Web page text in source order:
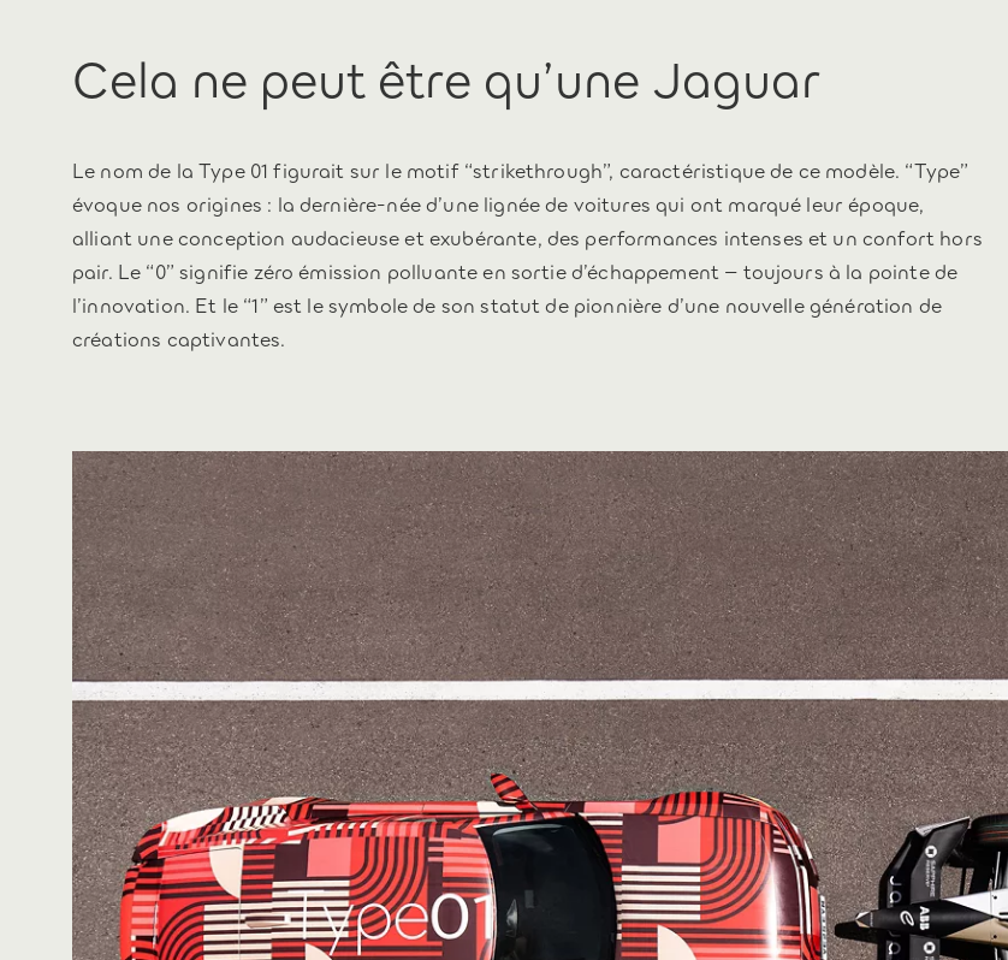
Cela ne peut être qu’une Jaguar
Le nom de la Type 01 figurait sur le motif “strikethrough”, caractéristique de ce modèle. “Type”
évoque nos origines : la dernière-née d’une lignée de voitures qui ont marqué leur époque,
alliant une conception audacieuse et exubérante, des performances intenses et un confort hors
pair. Le “0” signifie zéro émission polluante en sortie d’échappement – toujours à la pointe de
l’innovation. Et le “1” est le symbole de son statut de pionnière d’une nouvelle génération de
créations captivantes.